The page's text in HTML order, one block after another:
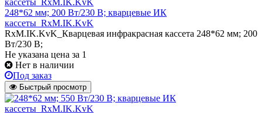
248*62 мм; 200 Вт/230 В; кварцевые ИК
кассеты_RxM.IK.KvK
RxM.IK.KvK_Кварцевая инфракрасная кассета 248*62 мм; 200
Вт/230 В;
Не указана цена за 1
Нет в наличии
Под заказ
Быстрый просмотр